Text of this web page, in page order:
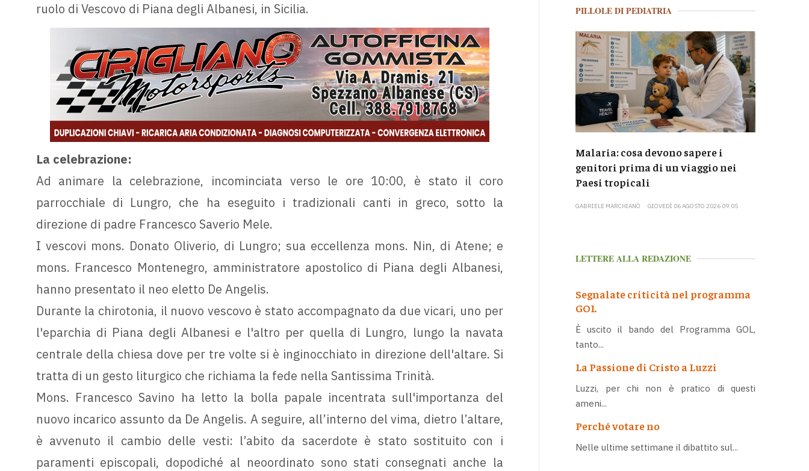
ruolo di Vescovo di Piana degli Albanesi, in Sicilia.
La celebrazione:
Ad animare la celebrazione, incominciata verso le ore 10:00, è stato il coro
parrocchiale di Lungro, che ha eseguito i tradizionali canti in greco, sotto la
direzione di padre Francesco Saverio Mele.
I vescovi mons. Donato Oliverio, di Lungro; sua eccellenza mons. Nin, di Atene; e
mons. Francesco Montenegro, amministratore apostolico di Piana degli Albanesi,
hanno presentato il neo eletto De Angelis.
Durante la chirotonia, il nuovo vescovo è stato accompagnato da due vicari, uno per
l'eparchia di Piana degli Albanesi e l'altro per quella di Lungro, lungo la navata
centrale della chiesa dove per tre volte si è inginocchiato in direzione dell'altare. Si
tratta di un gesto liturgico che richiama la fede nella Santissima Trinità.
Mons. Francesco Savino ha letto la bolla papale incentrata sull'importanza del
nuovo incarico assunto da De Angelis. A seguire, all’interno del vima, dietro l’altare,
è avvenuto il cambio delle vesti: l’abito da sacerdote è stato sostituito con i
paramenti episcopali, dopodiché al neoordinato sono stati consegnati anche la
PILLOLE DI PEDIATRIA
Malaria: cosa devono sapere i
genitori prima di un viaggio nei
Paesi tropicali
GABRIELE MARCHIANÒ GIOVEDÌ 06 AGOSTO 2026 09:05
LETTERE ALLA REDAZIONE
Segnalate criticità nel programma
GOL
È uscito il bando del Programma GOL,
tanto...
La Passione di Cristo a Luzzi
Luzzi, per chi non è pratico di questi
ameni...
Perché votare no
Nelle ultime settimane il dibattito sul...